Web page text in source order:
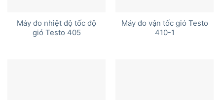
Máy đo nhiệt độ tốc độ
gió Testo 405
Máy đo vận tốc gió Testo
410-1